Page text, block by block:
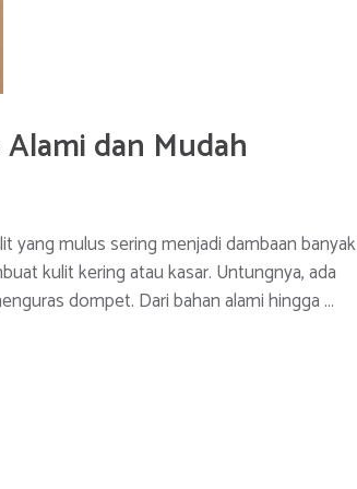
dan Mudah
yang mulus sering menjadi dambaan banyak
kulit kering atau kasar. Untungnya, ada
dompet. Dari bahan alami hingga …